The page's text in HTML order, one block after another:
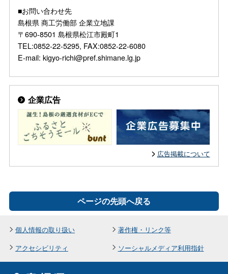
■お問い合わせ先
島根県 商工労働部 企業立地課
〒690-8501 島根県松江市殿町1
TEL:0852-22-5295, FAX:0852-22-6080
E-mail: kigyo-richi@pref.shimane.lg.jp
企業広告
広告掲載について
ページの先頭へ戻る
個人情報の取り扱い
著作権・リンク等
アクセシビリティ
ソーシャルメディア利用指針